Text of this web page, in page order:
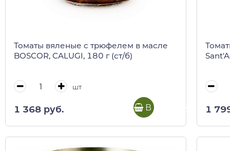
Томаты вяленые с трюфелем в масле
BOSCOR, CALUGI, 180 г (ст/б)
шт
1 368 руб. В корзину 1